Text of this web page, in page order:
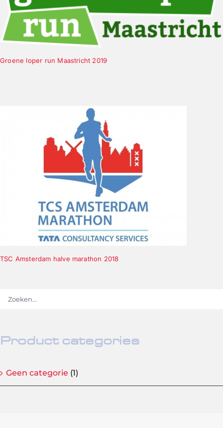
Groene loper run Maastricht 2019
TSC Amsterdam halve marathon 2018
Product categories
Geen categorie (1)